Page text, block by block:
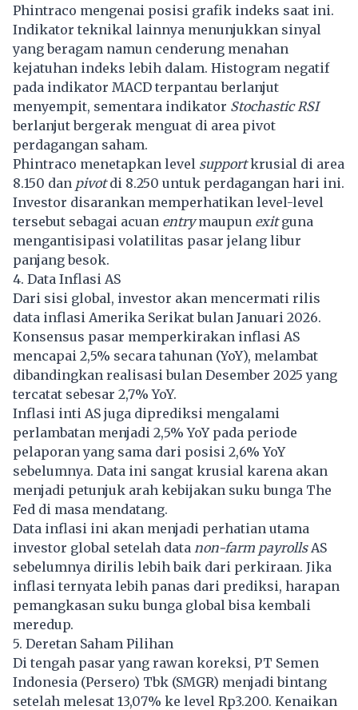
Phintraco mengenai posisi grafik indeks saat ini.
Indikator teknikal lainnya menunjukkan sinyal
yang beragam namun cenderung menahan
kejatuhan indeks lebih dalam. Histogram negatif
pada indikator MACD terpantau berlanjut
menyempit, sementara indikator Stochastic RSI
berlanjut bergerak menguat di area pivot
perdagangan saham.
Phintraco menetapkan level supportkrusial di area
8.150 dan pivotdi 8.250 untuk perdagangan hari ini.
Investor disarankan memperhatikan level-level
tersebut sebagai acuan entrymaupun exitguna
mengantisipasi volatilitas pasar jelang libur
panjang besok.
4. Data Inflasi AS
Dari sisi global, investor akan mencermati rilis
data inflasi Amerika Serikat bulan Januari 2026.
Konsensus pasar memperkirakan inflasi AS
mencapai 2,5% secara tahunan (YoY), melambat
dibandingkan realisasi bulan Desember 2025 yang
tercatat sebesar 2,7% YoY.
Inflasi inti AS juga diprediksi mengalami
perlambatan menjadi 2,5% YoY pada periode
pelaporan yang sama dari posisi 2,6% YoY
sebelumnya. Data ini sangat krusial karena akan
menjadi petunjuk arah kebijakan suku bunga The
Fed di masa mendatang.
Data inflasi ini akan menjadi perhatian utama
investor global setelah data non-farm payrollsAS
sebelumnya dirilis lebih baik dari perkiraan. Jika
inflasi ternyata lebih panas dari prediksi, harapan
pemangkasan suku bunga global bisa kembali
meredup.
5. Deretan Saham Pilihan
Di tengah pasar yang rawan koreksi, PT Semen
Indonesia (Persero) Tbk (SMGR) menjadi bintang
setelah melesat 13,07% ke level Rp3.200. Kenaikan